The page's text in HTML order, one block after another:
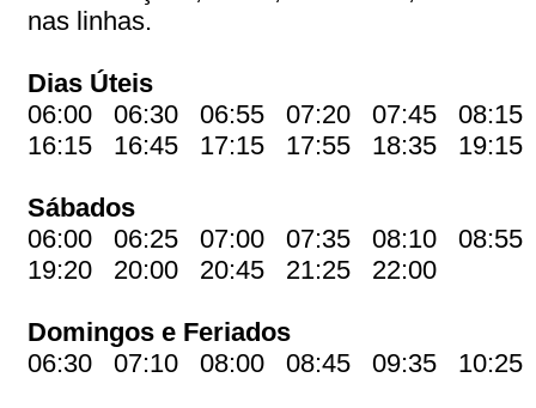
nas linhas.
Dias Úteis
06:00 06:30 06:55 07:20 07:45
16:15 16:45 17:15 17:55 18:35
Sábados
06:00 06:25 07:00 07:35 08:10
19:20 20:00 20:45 21:25 22:00
Domingos e Feriados
06:30 07:10 08:00 08:45 09:35